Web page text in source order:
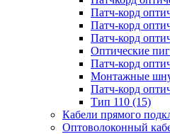
Патч-корд
Патч-корд
Патч-корд
Оптические
Патч-корд
Монтажные
Патч-корд
Тип 110 (15)
Кабели прямого
Оптоволоконный